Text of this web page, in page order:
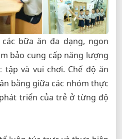
bữa ăn đa dạng, ngon
bảo cung cấp năng lượng
tập và vui chơi. Chế độ ăn
bằng giữa các nhóm thực
triển của trẻ ở từng độ